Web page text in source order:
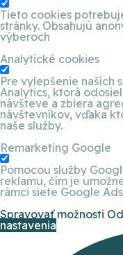
Tieto cookies
stránky. Obsahujú
výberoch
Analytické cookies
Pre vylepšenie naších
Analytics, ktorá
návšteve a zbiera
návštevníkov, vďaka
naše služby.
Remarketing Google
Pomocou služby
reklamu, čím je
rámci siete Google
Spravovať možnosti
nastavenia